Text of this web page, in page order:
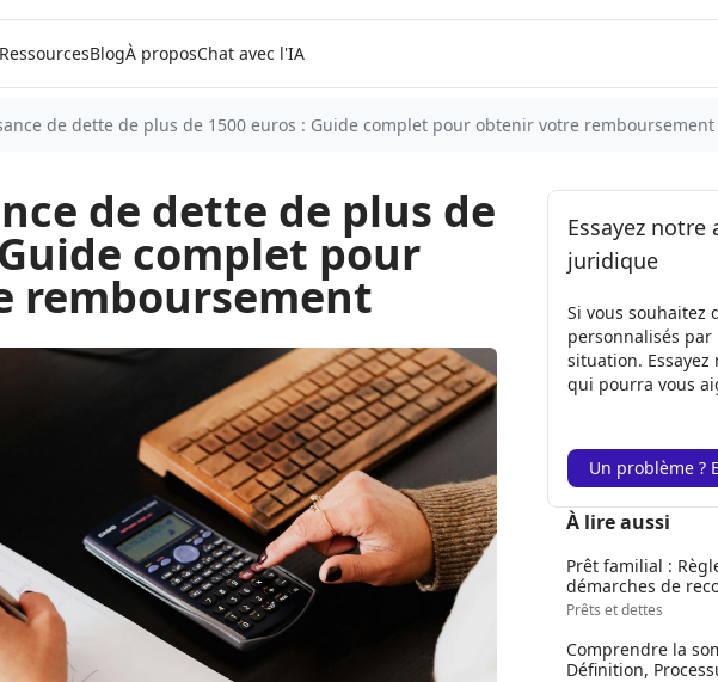
RessourcesBlogÀ proposChat avec l'IA
de dette de plus de 1500 euros : Guide complet pour obtenir votre remboursement
de dette de plus de
complet pour
remboursement
Essayez notre
juridique
Si vous souhaitez
personnalisés
situation.
qui pourra vous
Un problème ?
À lire aussi
Prêt familial :
démarches de
Prêts et dettes
Comprendre la
Définition,